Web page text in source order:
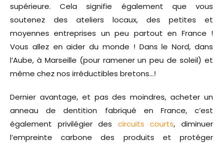
supérieure. Cela signifie également que vous
soutenez des ateliers locaux, des petites et
moyennes entreprises un peu partout en France !
Vous allez en aider du monde ! Dans le Nord, dans
l’Aube, à Marseille (pour ramener un peu de soleil) et
même chez nos irréductibles bretons…!
Dernier avantage, et pas des moindres, acheter un
anneau de dentition fabriqué en France, c’est
également privilégier des circuits courts, diminuer
l’empreinte carbone des produits et protéger